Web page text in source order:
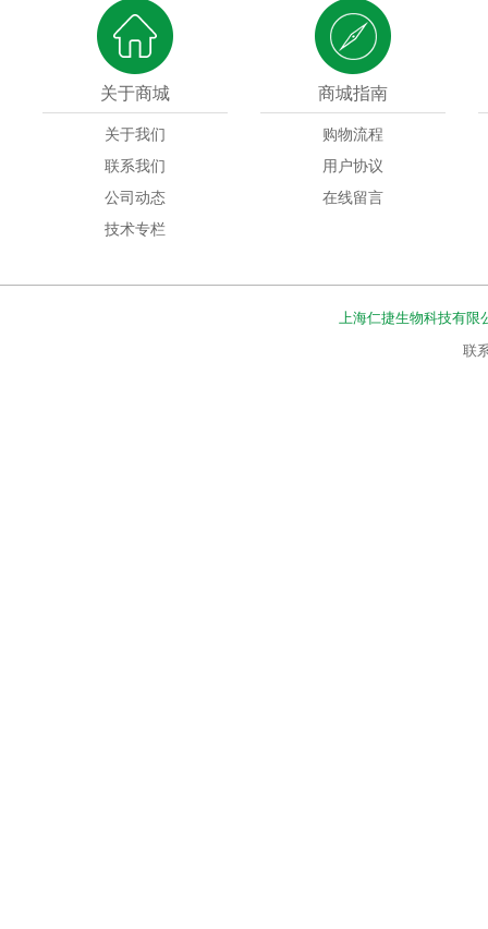
关于商城
关于我们
联系我们
公司动态
技术专栏
商城指南
购物流程
用户协议
在线留言
上海仁捷生物科技有限
联